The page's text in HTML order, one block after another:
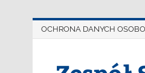
OCHRONA DANYCH